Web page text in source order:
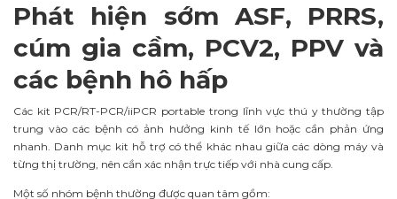
Phát hiện sớm ASF, PRRS,
cúm gia cầm, PCV2, PPV và
các bệnh hô hấp
Các kit PCR/RT-PCR/iiPCR portable trong lĩnh vực thú y thường tập
trung vào các bệnh có ảnh hưởng kinh tế lớn hoặc cần phản ứng
nhanh. Danh mục kit hỗ trợ có thể khác nhau giữa các dòng máy và
từng thị trường, nên cần xác nhận trực tiếp với nhà cung cấp.
Một số nhóm bệnh thường được quan tâm gồm: